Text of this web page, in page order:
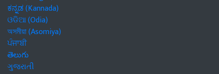
ಕನ್ನಡ (Kannada)
ଓଡିଆ (Odia)
অসমীয়া (Asomiya)
ਪੰਜਾਬੀ
తెలుగు
ગુજરાતી